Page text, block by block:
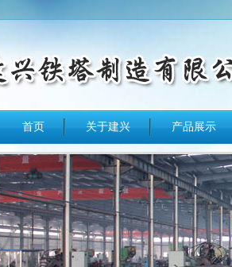
首页 关于建兴 产品展示